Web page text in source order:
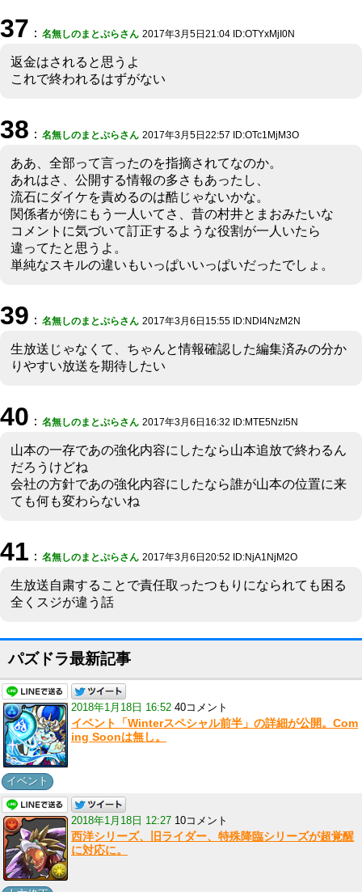
37 ： 名無しのまとぷらさん 2017年3月5日21:04 ID:OTYxMjI0N
返金はされると思うよ
これで終われるはずがない
38 ： 名無しのまとぷらさん 2017年3月5日22:57 ID:OTc1MjM3O
ああ、全部って言ったのを指摘されてなのか。
あれはさ、公開する情報の多さもあったし、
流石にダイケを責めるのは酷じゃないかな。
関係者が傍にもう一人いてさ、昔の村井とまおみたいな
コメントに気づいて訂正するような役割が一人いたら
違ってたと思うよ。
単純なスキルの違いもいっぱいいっぱいだったでしょ。
39 ： 名無しのまとぷらさん 2017年3月6日15:55 ID:NDI4NzM2N
生放送じゃなくて、ちゃんと情報確認した編集済みの分か
りやすい放送を期待したい
40 ： 名無しのまとぷらさん 2017年3月6日16:32 ID:MTE5NzI5N
山本の一存であの強化内容にしたなら山本追放で終わるん
だろうけどね
会社の方針であの強化内容にしたなら誰が山本の位置に来
ても何も変わらないね
41 ： 名無しのまとぷらさん 2017年3月6日20:52 ID:NjA1NjM2O
生放送自粛することで責任取ったつもりになられても困る
全くスジが違う話
パズドラ最新記事
2018年1月18日 16:52 40コメント
イベント「Winterスペシャル前半」の詳細が公開。Com
ing Soonは無し。
イベント
2018年1月18日 12:27 10コメント
西洋シリーズ、旧ライダー、特殊降臨シリーズが超覚醒
に対応に。